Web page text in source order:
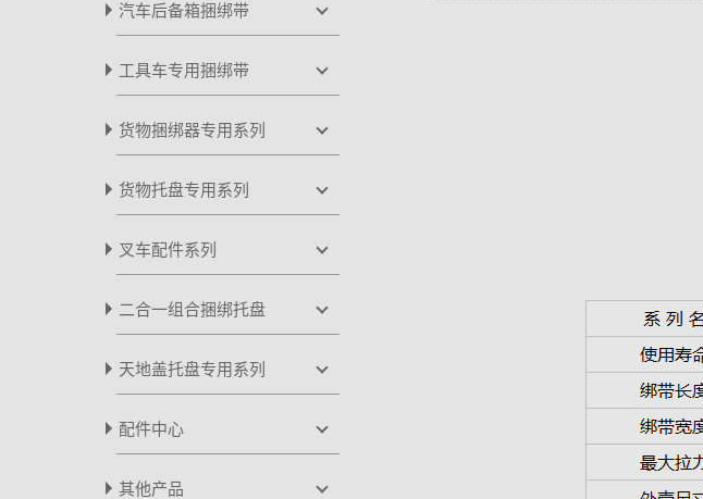
汽车后备箱捆绑带
LB-1800N
工具车专用捆绑带
LB-2800Me
货物捆绑器专用系列
LB-2800M1B
LB-2800M1D
LB-3800W1A
LB-3800W1B
LB-3800W1C
货物托盘专用系列
LB-3800W3
LB-3800W5
叉车配件系列
LB-3800WT1
二合一组合捆绑托盘
二合一塑料组合捆绑托盘
二合一钢制组合捆绑托盘
天地盖托盘专用系列
LB-1500W
配件中心
车用套圈
其他产品